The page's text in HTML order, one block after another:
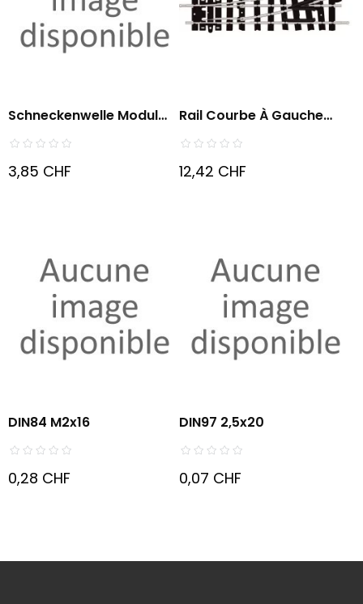
Schneckenwelle Modul
0,4...
3,85 CHF
Rail Courbe À Gauche
Rayon...
12,42 CHF
DIN84 M2x16
0,28 CHF
DIN97 2,5x20
0,07 CHF